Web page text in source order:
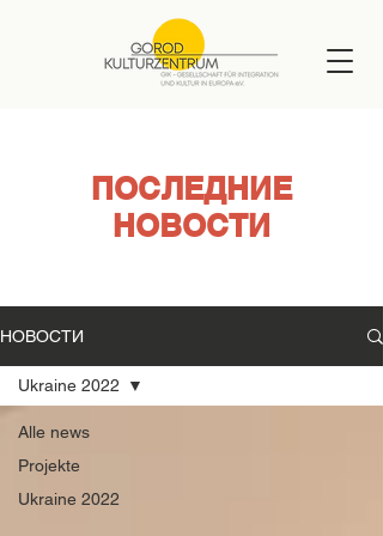
ПОСЛЕДНИЕ
НОВОСТИ
НОВОСТИ
Alle news
Projekte
Ukraine 2022
Ukraine 2022